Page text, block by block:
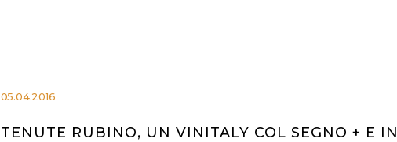
05.04.2016
TENUTE RUBINO, UN VINITALY COL SEGNO + E IN